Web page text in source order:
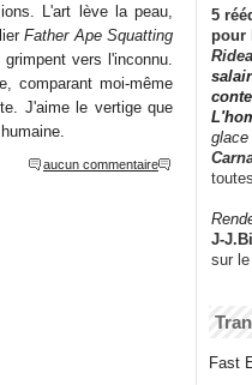
L'art lève la peau,
Father Ape Squatting
vers l'inconnu.
comparant moi-même
J'aime le vertige que
aucun commentaire
5
pour
J-
sur
Fast